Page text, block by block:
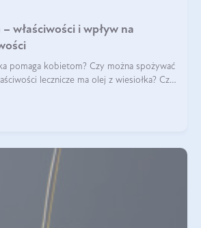
właściwości i wpływ na
pomaga kobietom? Czy można spożywać
lecznicze ma olej z wiesiołka? Czy